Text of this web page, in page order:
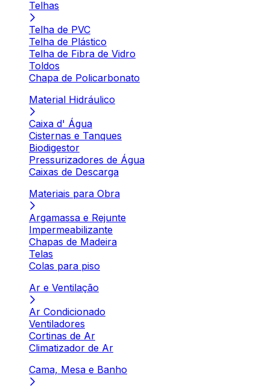
Telhas
Telha de PVC
Telha de Plástico
Telha de Fibra de Vidro
Toldos
Chapa de Policarbonato
Material Hidráulico
Caixa d' Água
Cisternas e Tanques
Biodigestor
Pressurizadores de Água
Caixas de Descarga
Materiais para Obra
Argamassa e Rejunte
Impermeabilizante
Chapas de Madeira
Telas
Colas para piso
Ar e Ventilação
Ar Condicionado
Ventiladores
Cortinas de Ar
Climatizador de Ar
Cama, Mesa e Banho